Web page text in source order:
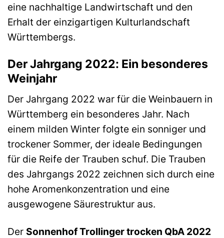
eine nachhaltige Landwirtschaft und den
Erhalt der einzigartigen Kulturlandschaft
Württembergs.
Der Jahrgang 2022: Ein besonderes
Weinjahr
Der Jahrgang 2022 war für die Weinbauern in
Württemberg ein besonderes Jahr. Nach
einem milden Winter folgte ein sonniger und
trockener Sommer, der ideale Bedingungen
für die Reife der Trauben schuf. Die Trauben
des Jahrgangs 2022 zeichnen sich durch eine
hohe Aromenkonzentration und eine
ausgewogene Säurestruktur aus.
Der Sonnenhof Trollinger trocken QbA 2022